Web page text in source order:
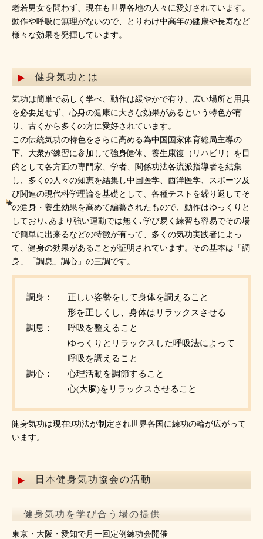
老若男女を問わず、現在も世界各地の人々に愛好されています。
動作や呼吸に無理がないので、とりわけ中高年の健康や長寿など
様々な効果を発揮しています。
健身気功とは
気功は簡単で易しく学べ、動作は緩やかで有り、広い場所と用具
を必要足せず、心身の健康に大きな効果があるという特色が有
り、古くから多くの方に愛好されています。
この伝統気功の特色をさらに高める為中国国家体育総局主導の
下、大衆が練習に参加して強身健体、養生康復（リハビリ）を目
的として各方面の専門家、学者、関係功法各流派指導者を結集
し、多くの人々の知恵を結集し中国医学、西洋医学、スポーツ及
び関連の現代科学理論を基礎として、各種テストを繰り返してそ
の健身・養生効果を高めて編纂されたもので、動作はゆっくりと
しており､あまり強い運動では無く､学び易く練習も容易でその場
で簡単に出来るなどの特徴が有って、多くの気功実践者によっ
て、健身の効果があることが証明されています。その基本は「調
身」「調息」調心」の三調です。
調身：
正しい姿勢をして身体を調えること
形を正しくし、身体はリラックスさせる
調息：
呼吸を整えること
ゆっくりとリラックスした呼吸法によって
呼吸を調えること
調心：
心理活動を調節すること
心(大脳)をリラックスさせること
健身気功は現在9功法が制定され世界各国に練功の輪が広がって
います。
日本健身気功協会の活動
健身気功を学び合う場の提供
東京・大阪・愛知で月一回定例練功会開催